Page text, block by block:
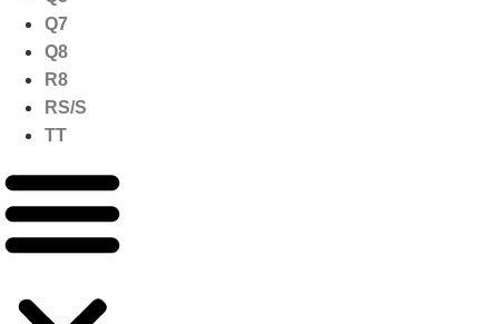
Q7
Q8
R8
RS/S
TT